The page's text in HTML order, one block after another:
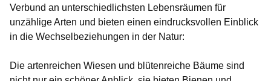
Verbund an unterschiedlichsten Lebensräumen für
unzählige Arten und bieten einen eindrucksvollen Einblick
in die Wechselbeziehungen in der Natur:
Die artenreichen Wiesen und blütenreiche Bäume sind